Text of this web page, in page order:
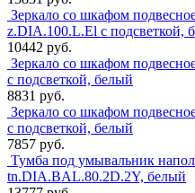
Зеркало со шкафом
z.DIA.100.L.El с подсветкой,
10442 руб.
Зеркало со шкафом
с подсветкой, белый
8831 руб.
Зеркало со шкафом
с подсветкой, белый
7857 руб.
Тумба под умывальник
tn.DIA.BAL.80.2D.2Y, белый